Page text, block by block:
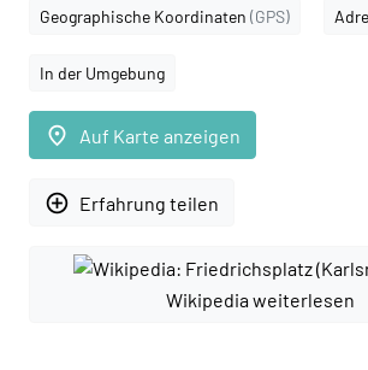
Geographische Koordinaten (GPS)
In der Umgebung
place Auf Karte anzeigen
add_circle_outline Erfahrung teilen
Wikipedia weiterlesen